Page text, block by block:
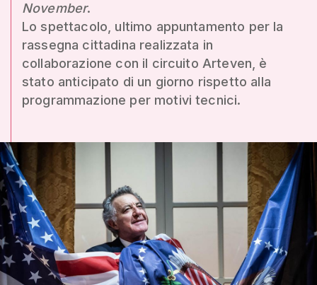
November.
Lo spettacolo, ultimo appuntamento per la
rassegna cittadina realizzata in
collaborazione con il circuito Arteven, è
stato anticipato di un giorno rispetto alla
programmazione per motivi tecnici.